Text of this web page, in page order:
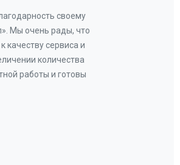
своему
Мы очень рады, что
качеству сервиса и
количества
работы и готовы